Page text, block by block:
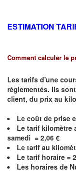
ESTIMATION
Comment calculer le
Les tarifs d'une
réglementés. Ils
client, du prix au
Le coût de prise
Le tarif kilomètre
samedi = 2,06 €
Le tarif au
Le tarif horaire =
Les horaires de